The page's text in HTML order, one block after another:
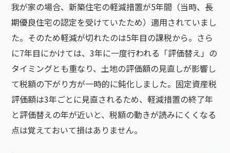
我が家の場合、新築住宅の軽減措置が5年間（当時、長
期優良住宅の認定を受けていたため）適用されていまし
た。そのため軽減が切れたのは5年目の課税から。さら
に7年目にかけては、3年に一度行われる「評価替え」の
タイミングとも重なり、土地の評価額の見直しが影響し
て税額の下がり方が一時的に鈍化しました。固定資産税
評価額は3年ごとに見直されるため、軽減措置の終了年
と評価替えの年が近いと、税額の動きが読みにくくなる
点は覚えておいて損はありません。